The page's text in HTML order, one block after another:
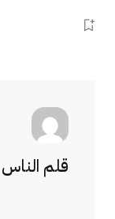
قلم الناس